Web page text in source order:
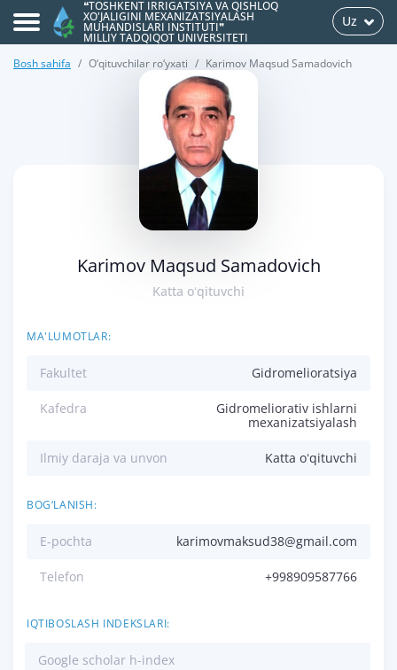
❝TOSHKENT IRRIGATSIYA VA QISHLOQ
XO'JALIGINI MEXANIZATSIYALASH
MUHANDISLARI INSTITUTI❞
MILLIY TADQIQOT UNIVERSITETI
Uz
Bosh sahifa O‘qituvchilar ro‘yxati Karimov Maqsud Samadovich
Karimov Maqsud Samadovich
Katta oʻqituvchi
MA'LUMOTLAR:
Fakultet Gidromelioratsiya
Kafedra
Gidromeliorativ ishlarni
mexanizatsiyalash
Ilmiy daraja va unvon Katta oʻqituvchi
BOG‘LANISH:
E-pochta karimovmaksud38@gmail.com
Telefon +998909587766
IQTIBOSLASH INDEKSLARI:
Google scholar h-index